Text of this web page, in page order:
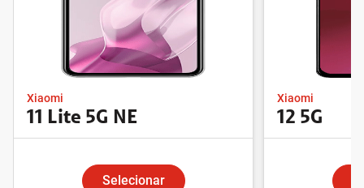
Xiaomi
11 Lite 5G NE
Selecionar
Xiaomi
12 5G